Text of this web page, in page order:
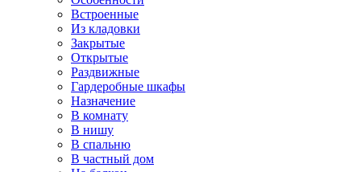
Встроенные
Из кладовки
Закрытые
Открытые
Раздвижные
Гардеробные шкафы
Назначение
В комнату
В нишу
В спальню
В частный дом